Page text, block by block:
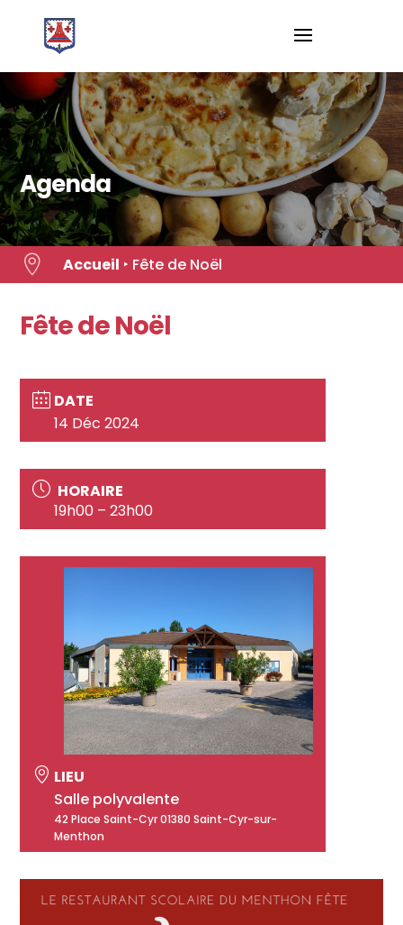
content
Agenda
 Accueil ‣ Fête de Noël
Fête de Noël
DATE
14 Déc 2024
HORAIRE
19h00 – 23h00
LIEU
Salle polyvalente
42 Place Saint-Cyr 01380 Saint-Cyr-sur-
Menthon